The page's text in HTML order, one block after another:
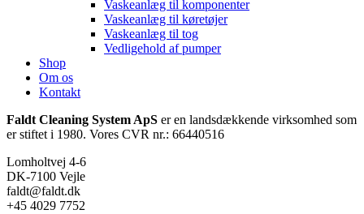
Vaskeanlæg til komponenter
Vaskeanlæg til køretøjer
Vaskeanlæg til tog
Vedligehold af pumper
Shop
Om os
Kontakt
Faldt Cleaning System ApS er en landsdækkende virksomhed som
er stiftet i 1980. Vores CVR nr.: 66440516
Lomholtvej 4-6
DK-7100 Vejle
faldt@faldt.dk
+45 4029 7752